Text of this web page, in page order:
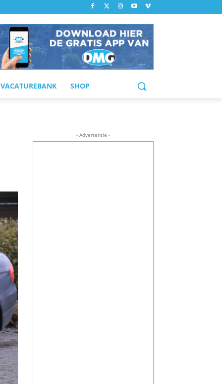
VACATUREBANK SHOP
- Advertentie -